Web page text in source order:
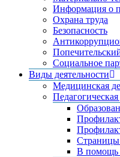
Информация о
Охрана труда
Безопасность
Социальное
Виды деятельности
Медицинская
Педагогическая
Страницы
В помощь